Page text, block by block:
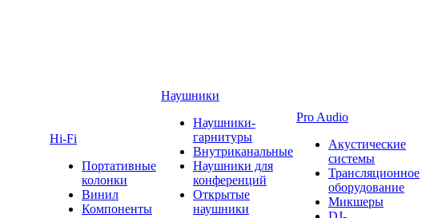
Hi-Fi
Портативные
колонки
Винил
Компоненты
Наушники
Наушники-
гарнитуры
Внутриканальные
Наушники для
конференций
Открытые
наушники
Pro Audio
Акустические
системы
Трансляционное
оборудование
Микшеры